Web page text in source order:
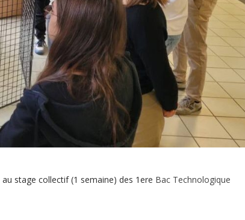
stage collectif (1 semaine) des 1ere Bac Technologique